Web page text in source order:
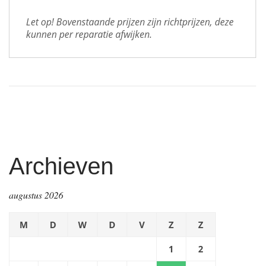
Let op! Bovenstaande prijzen zijn richtprijzen, deze
kunnen per reparatie afwijken.
Archieven
augustus 2026
M D W D V Z Z
1 2